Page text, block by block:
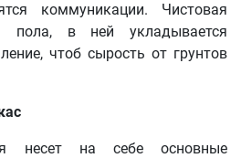
коммуникации. Чистовая
в ней укладывается
чтоб сырость от грунтов
несет на себе основные